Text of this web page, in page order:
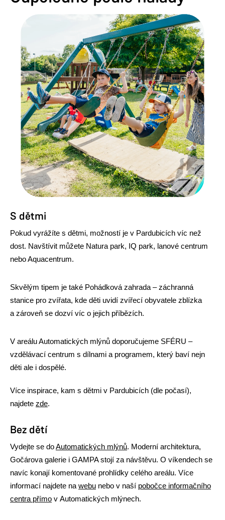
S dětmi
Pokud vyrážíte s dětmi, možností je v Pardubicích víc než
dost. Navštívit můžete Natura park, IQ park, lanové centrum
nebo Aquacentrum.
Skvělým tipem je také Pohádková zahrada – záchranná
stanice pro zvířata, kde děti uvidí zvířecí obyvatele zblízka
a zároveň se dozví víc o jejich příbězích.
V areálu Automatických mlýnů doporučujeme SFÉRU –
vzdělávací centrum s dílnami a programem, který baví nejn
děti ale i dospělé.
Více inspirace, kam s dětmi v Pardubicích (dle počasí),
najdete zde.
Bez dětí
Vydejte se doAutomatických mlýnů. Moderní architektura,
Gočárova galerie i GAMPA stojí za návštěvu. O víkendech se
navíc konají komentované prohlídky celého areálu. Více
informací najdete na webu nebo v naší pobočce informačního
centra přímo v Automatických mlýnech.